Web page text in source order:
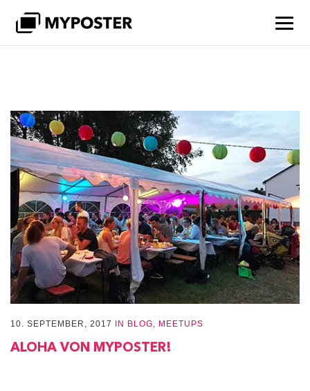
10. SEPTEMBER, 2017 IN BLOG MEETUPS
ALOHA VON MYPOSTER!